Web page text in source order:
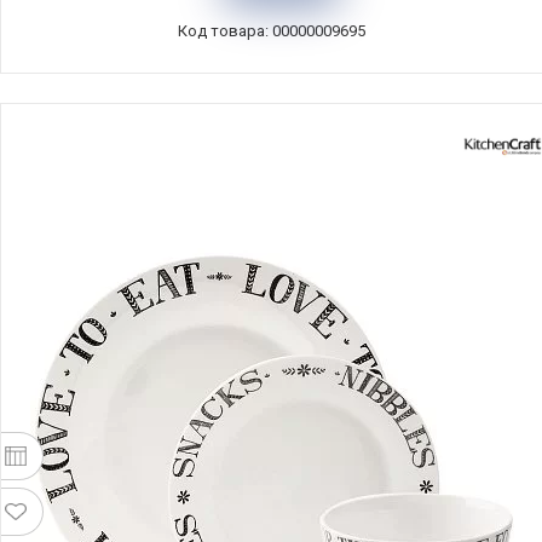
Код товара: 00000009695